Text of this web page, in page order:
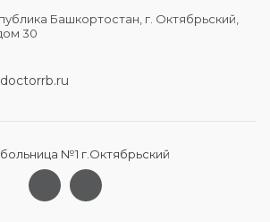
Башкортостан, г. Октябрьский,
30
№1 г.Октябрьский